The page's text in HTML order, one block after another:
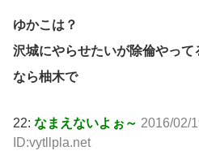
ゆかこは？
沢城にやらせたいが除倫やって
なら柚木で
22: なまえないよぉ～ 2016/02/
ID:vytllpla.net